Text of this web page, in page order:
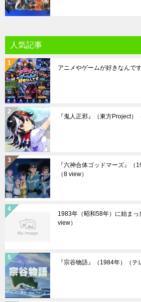
人気記事
アニメやゲームが好きなんで
『鬼人正邪』（東方Project）
『六神合体ゴッドマーズ』（
（8 view）
1983年（昭和58年）に始まっ
view）
『宗谷物語』（1984年）（テ